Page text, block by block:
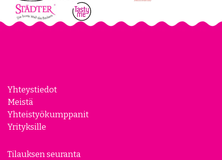
Yhteystiedot
Meistä
Yhteistyökumppanit
Yrityksille
Tilauksen seuranta